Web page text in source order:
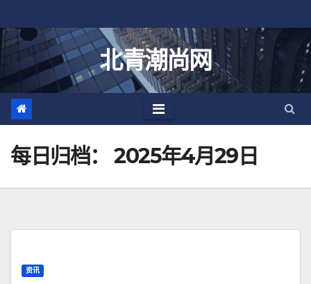
至
北青潮尚网
每日归档： 2025年4月29日
资讯